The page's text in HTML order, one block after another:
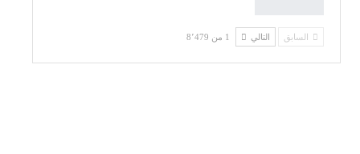
السابق التالي 1 من 8٬479